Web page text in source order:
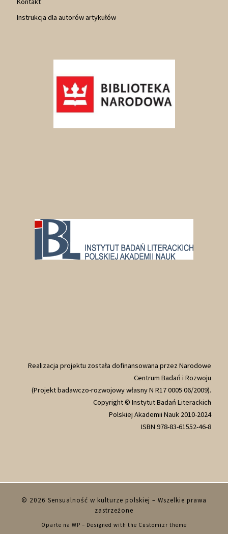
Instrukcja dla autorów artykułów
Realizacja projektu została dofinansowana przez Narodowe
Centrum Badań i Rozwoju
(Projekt badawczo-rozwojowy własny N R17 0005 06/2009).
Copyright © Instytut Badań Literackich
Polskiej Akademii Nauk 2010-2024
ISBN 978-83-61552-46-8
© 2026 Sensualność w kulturze polskiej – Wszelkie prawa
zastrzeżone
Oparte na WP – Designed with the Customizr theme